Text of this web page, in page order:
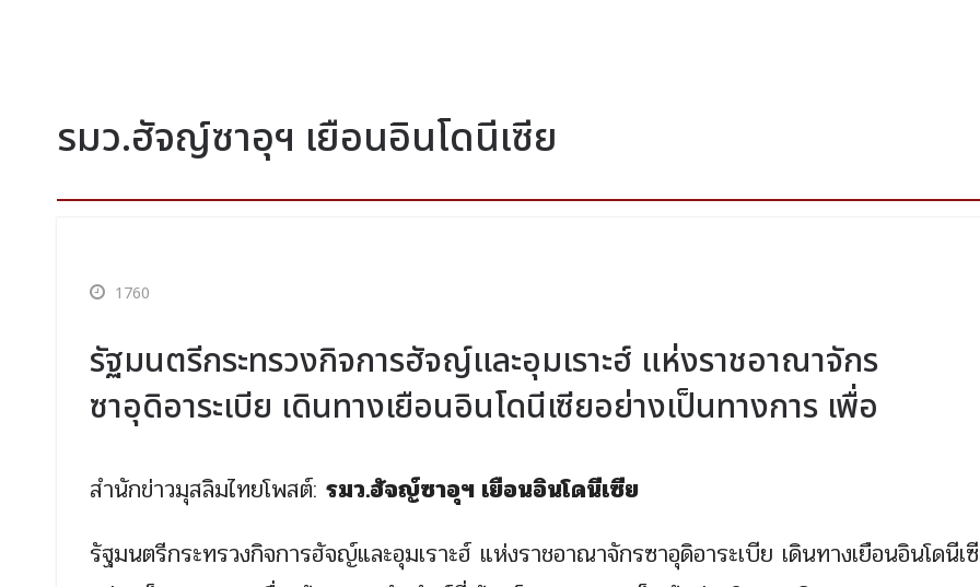
รมว.ฮัจญ์ซาอุฯ เยือนอินโดนีเซีย
1760
รัฐมนตรีกระทรวงกิจการฮัจญ์และอุมเราะฮ์ แห่งราชอาณาจักร
ซาอุดิอาระเบีย เดินทางเยือนอินโดนีเซียอย่างเป็นทางการ เพื่อ
สำนักข่าวมุสลิมไทยโพสต์: รมว.ฮัจญ์ซาอุฯ เยือนอินโดนีเซีย
รัฐมนตรีกระทรวงกิจการฮัจญ์และอุมเราะฮ์ แห่งราชอาณาจักรซาอุดิอาระเบีย เดินทางเยือนอินโดนีเ